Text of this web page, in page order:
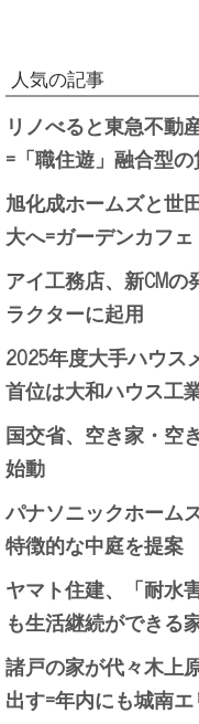
人気の記事
リノべると東急不動
=「職住遊」融合型
旭化成ホームズと世
大へ=ガーデンカフ
アイ工務店、新CM
ラクターに起用
2025年度大手ハウス
首位は大和ハウス工
国交省、空き家・空
始動
パナソニックホーム
特徴的な中庭を提案
ヤマト住建、「耐水
も生活継続ができる
諸戸の家が代々木上
出す=年内にも城南